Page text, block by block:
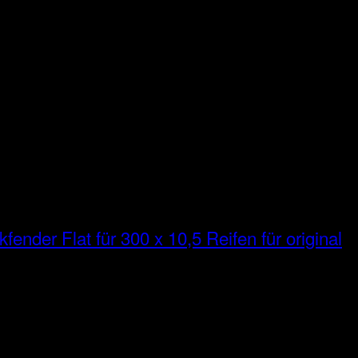
Flat für 300 x 10,5 Reifen für original